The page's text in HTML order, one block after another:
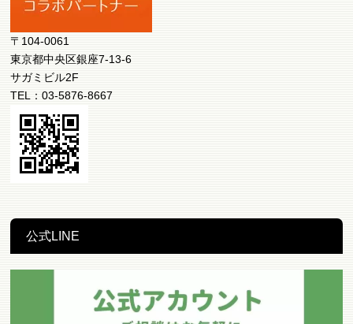
〒104-0061
東京都中央区銀座7-13-6
サガミビル2F
TEL：03-5876-8667
公式LINE